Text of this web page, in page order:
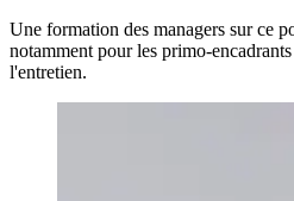
Une formation des managers sur ce
notamment pour les primo-
l'entretien.